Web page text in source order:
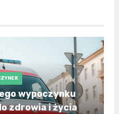
wypoczynku
zdrowia i życia